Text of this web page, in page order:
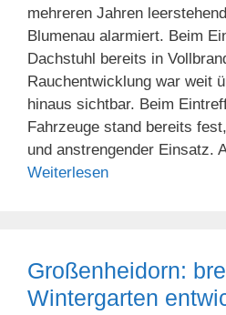
mehreren Jahren
Blumenau alarmiert. Beim
Dachstuhl bereits in
Rauchentwicklung war weit
hinaus sichtbar. Beim
Fahrzeuge stand bereits
und anstrengender Einsatz.
Weiterlesen
Großenheidorn:
Wintergarten